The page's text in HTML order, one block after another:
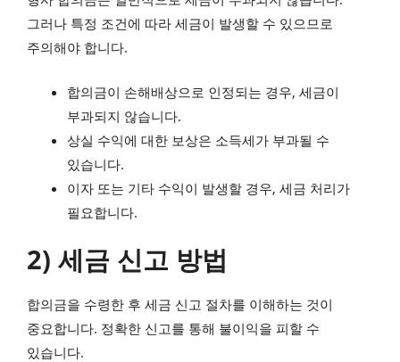
그러나 특정 조건에 따라 세금이 발생할 수 있으므로
주의해야 합니다.
합의금이 손해배상으로 인정되는 경우, 세금이
부과되지 않습니다.
상실 수익에 대한 보상은 소득세가 부과될 수
있습니다.
이자 또는 기타 수익이 발생할 경우, 세금 처리가
필요합니다.
2) 세금 신고 방법
합의금을 수령한 후 세금 신고 절차를 이해하는 것이
중요합니다. 정확한 신고를 통해 불이익을 피할 수
있습니다.